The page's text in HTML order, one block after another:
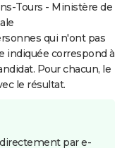
Tours - Ministère de
qui n'ont pas
indiquée correspond à
Pour chacun, le
le résultat.
par e-